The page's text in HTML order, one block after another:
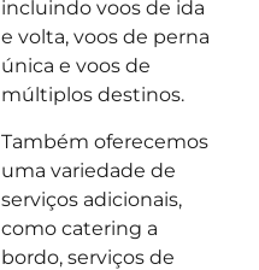
incluindo voos de ida
e volta, voos de perna
única e voos de
múltiplos destinos.
Também oferecemos
uma variedade de
serviços adicionais,
como catering a
bordo, serviços de